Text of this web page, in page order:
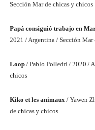
Sección Mar de chicas y chicos
Papá consiguió trabajo en
2021 / Argentina / Sección Mar
Loop / Pablo Polledri / 2020 /
chicos
Kiko et les animaux / Yawen
de chicas y chicos